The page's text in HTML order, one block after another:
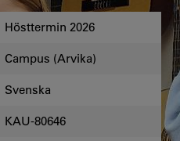
Hösttermin 2026
Campus (Arvika)
Svenska
KAU-80646